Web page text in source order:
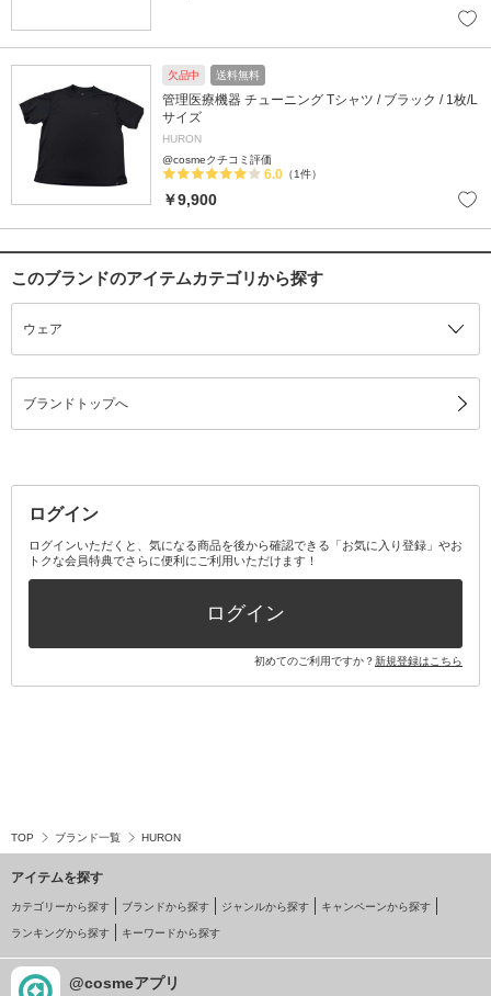
欠品中 送料無料
管理医療機器 チューニング Tシャツ / ブラック / 1枚/L
サイズ
HURON
@cosmeクチコミ評価
6.0 （1件）
￥9,900
このブランドのアイテムカテゴリから探す
ウェア
ブランドトップへ
ログイン
ログインいただくと、気になる商品を後から確認できる「お気に入り登録」やお
トクな会員特典でさらに便利にご利用いただけます！
ログイン
初めてのご利用ですか？新規登録はこちら
TOP ブランド一覧 HURON
アイテムを探す
カテゴリーから探す ブランドから探す ジャンルから探す キャンペーンから探す
ランキングから探す キーワードから探す
@cosmeアプリ